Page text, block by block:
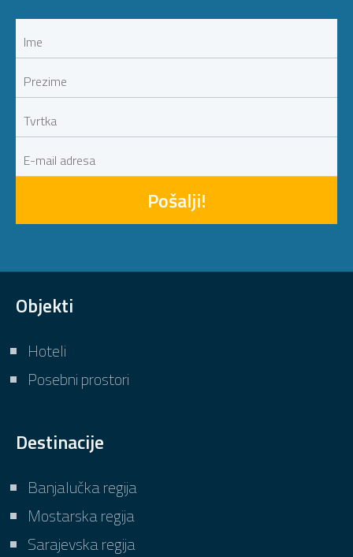
Pošalji!
Objekti
Hoteli
Posebni prostori
Destinacije
Banjalučka regija
Mostarska regija
Sarajevska regija